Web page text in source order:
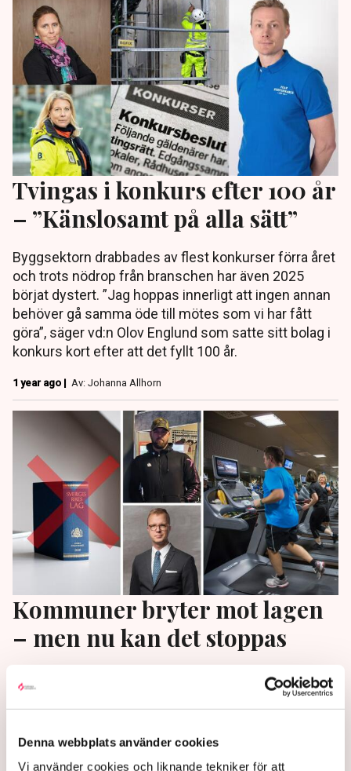
Denna webbplats använder cookies
Vi använder cookies och liknande tekniker för att
Tvingas i konkurs efter 100 år
– ”Känslosamt på alla sätt”
Byggsektorn drabbades av flest konkurser förra året
och trots nödrop från branschen har även 2025
börjat dystert. ”Jag hoppas innerligt att ingen annan
behöver gå samma öde till mötes som vi har fått
göra”, säger vd:n Olov Englund som satte sitt bolag i
konkurs kort efter att det fyllt 100 år.
1 year ago | Av: Johanna Allhorn
Kommuner bryter mot lagen
– men nu kan det stoppas
Trots att det är olagligt fortsätter de svenska
kommunerna att bedriva gym och andra
verksamheter i direkt konkurrens med det privata
kan stoppa kommunerna. ”Det är potentiellt ett